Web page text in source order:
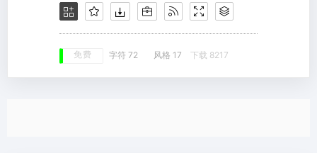
免费 字符 72 风格 17 下载 8217